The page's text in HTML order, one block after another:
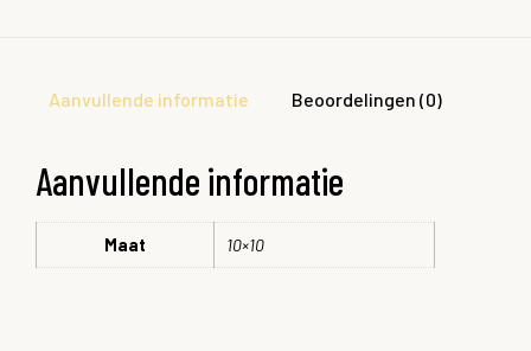
Aanvullende informatie Beoordelingen (0)
Aanvullende informatie
Maat 10×10